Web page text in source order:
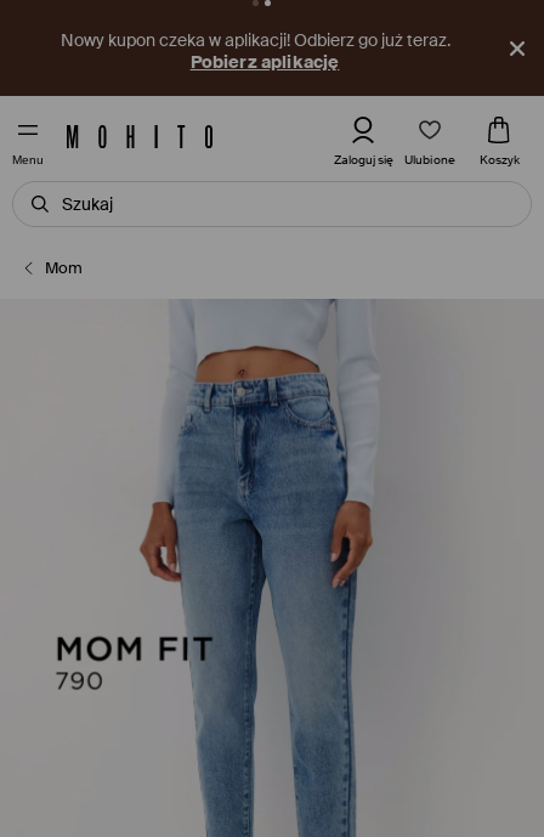
Nowy kupon czeka w aplikacji! Odbierz go już teraz.
Pobierz aplikację
Menu Zaloguj się Ulubione Koszyk
Mom